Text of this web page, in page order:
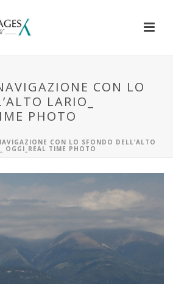
CON LO
LARIO_
PHOTO
CON LO SFONDO DELL’ALTO
OGGI_REAL TIME PHOTO